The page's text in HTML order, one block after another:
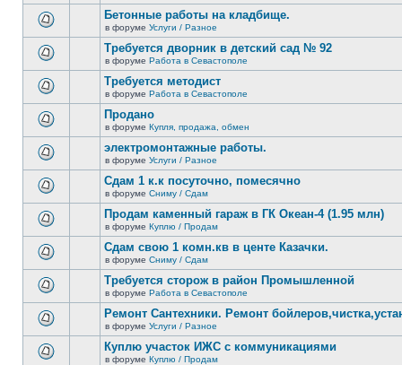
новых
непрочитанных
сообщений.
новых
непрочитанных
сообщений.
новых
непрочитанных
сообщений.
Бетонные работы на кладбище.
в форуме Услуги / Разное
новых
непрочитанных
сообщений.
Требуется дворник в детский сад № 92
в форуме Работа в Севастополе
новых
непрочитанных
сообщений.
Требуется методист
в форуме Работа в Севастополе
новых
непрочитанных
сообщений.
Продано
в форуме Купля, продажа, обмен
новых
непрочитанных
сообщений.
электромонтажные работы.
в форуме Услуги / Разное
новых
непрочитанных
сообщений.
Сдам 1 к.к посуточно, помесячно
в форуме Сниму / Сдам
новых
непрочитанных
сообщений.
Продам каменный гараж в ГК Океан-4 (1.95 млн)
в форуме Куплю / Продам
новых
непрочитанных
сообщений.
Сдам свою 1 комн.кв в центе Казачки.
в форуме Сниму / Сдам
новых
непрочитанных
сообщений.
Требуется сторож в район Промышленной
в форуме Работа в Севастополе
Ремонт Сантехники. Ремонт
в форуме Услуги / Разное
Куплю участок ИЖС с коммуникациями
в форуме Куплю / Продам